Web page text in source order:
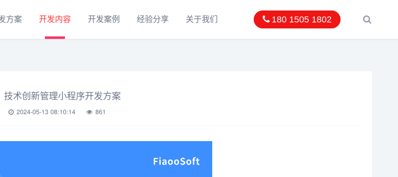
方案 开发内容 开发案例 经验分享 关于我们 180 1505 1802
技术创新管理小程序开发方案
2024-05-13 08:10:14 861